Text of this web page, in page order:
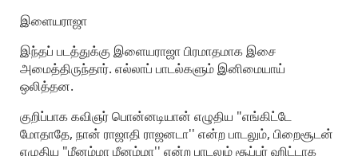
இளையராஜா
இந்தப் படத்துக்கு இளையராஜா பிரமாதமாக இசை
அமைத்திருந்தார். எல்லாப் பாடல்களும் இனிமையாய்
ஒலித்தன.
குறிப்பாக கவிஞர் பொன்னடியான் எழுதிய "எங்கிட்டே
மோதாதே, நான் ராஜாதி ராஜனடா'' என்ற பாடலும், பிறைசூடன்
எழுதிய "மீனம்மா மீனம்மா'' என்ற பாடலும் சூப்பர் ஹிட்டாக